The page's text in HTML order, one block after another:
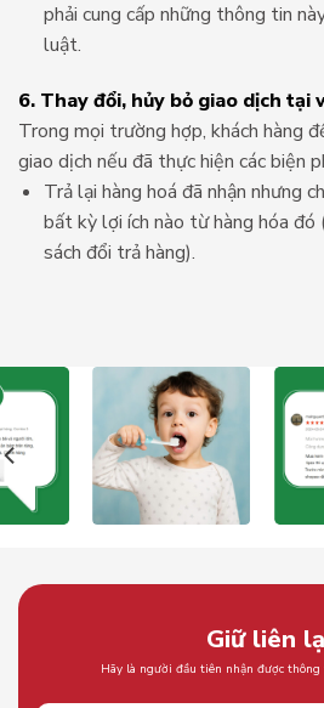
phải cung cấp những thông tin
luật.
6. Thay đổi, hủy bỏ giao dịch tại
Trong mọi trường hợp, khách hàng
giao dịch nếu đã thực hiện các biện
Trả lại hàng hoá đã nhận nhưng
bất kỳ lợi ích nào từ hàng hóa đó
sách đổi trả hàng).
Giữ liên
Hãy là người đầu tiên nhận được